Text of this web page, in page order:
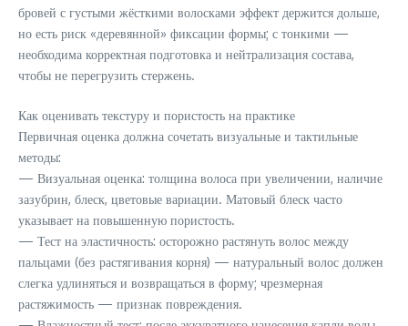
бровей с густыми жёсткими волосками эффект держится дольше,
но есть риск «деревянной» фиксации формы; с тонкими —
необходима корректная подготовка и нейтрализация состава,
чтобы не перегрузить стержень.
Как оценивать текстуру и пористость на практике
Первичная оценка должна сочетать визуальные и тактильные
методы:
— Визуальная оценка: толщина волоса при увеличении, наличие
зазубрин, блеск, цветовые вариации. Матовый блеск часто
указывает на повышенную пористость.
— Тест на эластичность: осторожно растянуть волос между
пальцами (без растягивания корня) — натуральный волос должен
слегка удлиняться и возвращаться в форму; чрезмерная
растяжимость — признак повреждения.